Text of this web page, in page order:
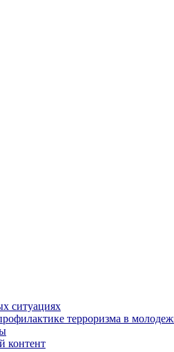
ситуациях
терроризма в
контент